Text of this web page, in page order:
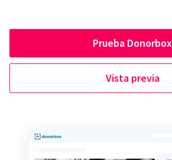
Prueba Donorbox
Vista previa